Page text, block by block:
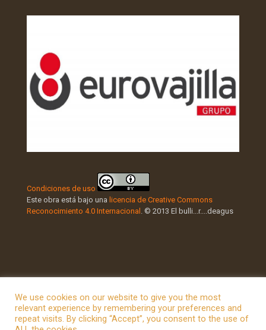
Condiciones de uso
Este obra está bajo una licencia de Creative Commons
Reconocimiento 4.0 Internacional
. © 2013 El bulli...r....deagus
© 2026 Betheme by Muffin group
We use cookies on our website to give you the most
relevant experience by remembering your preferences and
repeat visits. By clicking “Accept”, you consent to the use of